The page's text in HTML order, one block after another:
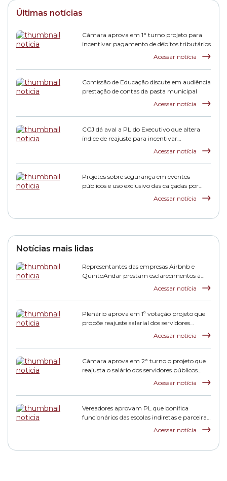
Últimas notícias
Câmara aprova em 1° turno projeto para
incentivar pagamento de débitos tributários
Acessar notícia
Comissão de Educação discute em audiência
prestação de contas da pasta municipal
Acessar notícia
CCJ dá aval a PL do Executivo que altera
índice de reajuste para incentivar
pagamento de dívidas tributáriasAcessar notícia
Projetos sobre segurança em eventos
públicos e uso exclusivo das calçadas por
pedestres avançam na Comissão de
Acessar notícia
Notícias mais lidas
Representantes das empresas Airbnb e
QuintoAndar prestam esclarecimentos à
Acessar notícia
Plenário aprova em 1ª votação projeto que
propõe reajuste salarial dos servidores
Acessar notícia
Câmara aprova em 2° turno o projeto que
reajusta o salário dos servidores públicos
Acessar notícia
Vereadores aprovam PL que bonifica
funcionários das escolas indiretas e parceiras
Acessar notícia